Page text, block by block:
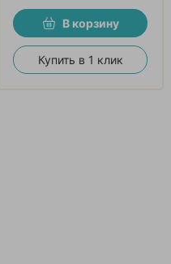
В корзину
Купить в 1 клик